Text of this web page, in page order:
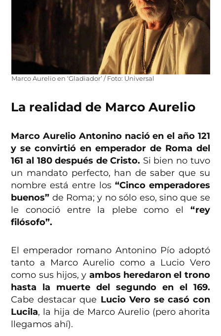
Marco Aurelio en ‘Gladiador’ / Foto: Universal
La realidad de Marco Aurelio
Marco Aurelio Antonino nació en el año 121
y se convirtió en emperador de Roma del
161 al 180 después de Cristo. Si bien no tuvo
un mandato perfecto, han de saber que su
nombre está entre los “Cinco emperadores
buenos” de Roma; y no sólo eso, sino que se
le conoció entre la plebe como el “rey
filósofo”.
El emperador romano Antonino Pío adoptó
tanto a Marco Aurelio como a Lucio Vero
como sus hijos, y ambos heredaron el trono
hasta la muerte del segundo en el 169.
Cabe destacar que Lucio Vero se casó con
Lucila, la hija de Marco Aurelio (pero ahorita
llegamos ahí).